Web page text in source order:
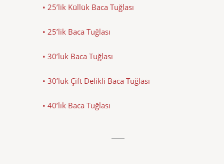
• 25’lik Küllük Baca Tuğlası
• 25’lik Baca Tuğlası
• 30’luk Baca Tuğlası
• 30’luk Çift Delikli Baca Tuğlası
• 40’lık Baca Tuğlası